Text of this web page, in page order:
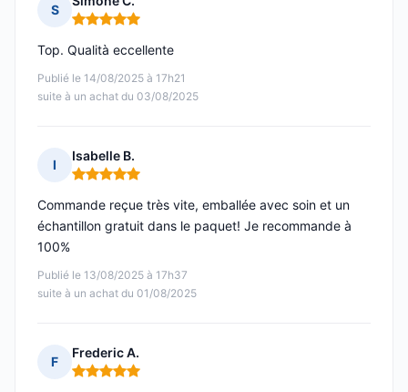
S
Note : 5 sur 5
Publié le 14/08/2025 à 17h21
suite à un achat du 03/08/2025
Top. Qualità eccellente
I
Isabelle B.
Note : 5 sur 5
Publié le 13/08/2025 à 17h37
suite à un achat du 01/08/2025
Commande reçue très vite, emballée avec soin et un
échantillon gratuit dans le paquet! Je recommande à
100%
F
Frederic A.
Note : 5 sur 5